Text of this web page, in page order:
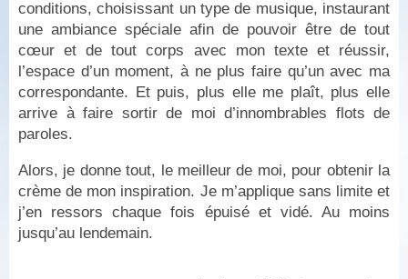
conditions, choisissant un type de musique, instaurant
une ambiance spéciale afin de pouvoir être de tout
cœur et de tout corps avec mon texte et réussir,
l’espace d’un moment, à ne plus faire qu’un avec ma
correspondante. Et puis, plus elle me plaît, plus elle
arrive à faire sortir de moi d’innombrables flots de
paroles.
Alors, je donne tout, le meilleur de moi, pour obtenir la
crème de mon inspiration. Je m’applique sans limite et
j’en ressors chaque fois épuisé et vidé. Au moins
jusqu’au lendemain.